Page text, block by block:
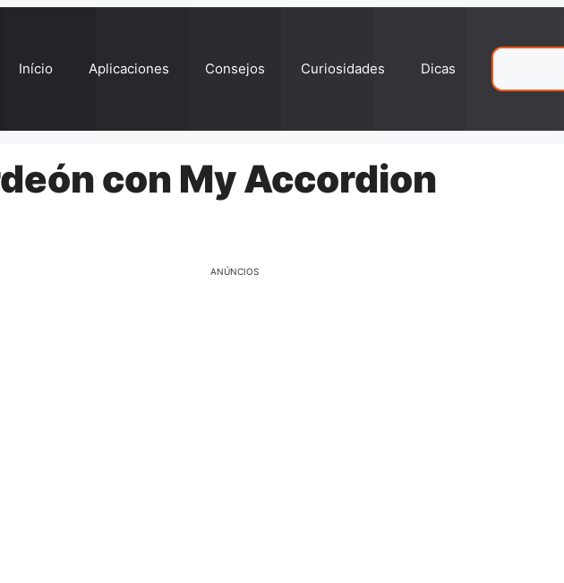
Início Aplicaciones Consejos Curiosidades Dicas
con My Accordion
ANÚNCIOS